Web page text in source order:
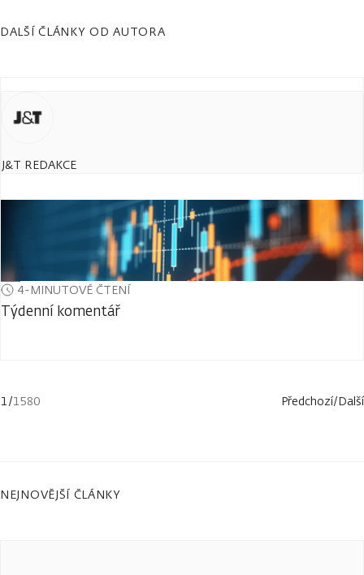
DALŠÍ ČLÁNKY OD AUTORA
J&T REDAKCE
4-MINUTOVÉ ČTENÍ
Týdenní komentář
1/1580 Předchozí/Další
NEJNOVĚJŠÍ ČLÁNKY